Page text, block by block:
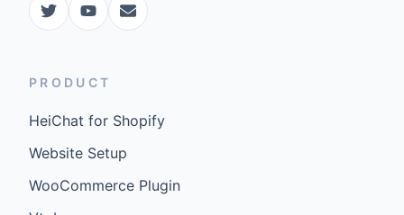
PRODUCT
HeiChat for Shopify
Website Setup
WooCommerce Plugin